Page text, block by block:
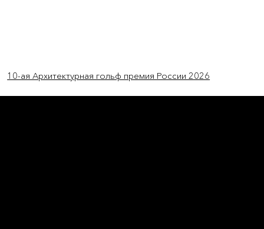
10-ая Архитектурная гольф премия России 2026